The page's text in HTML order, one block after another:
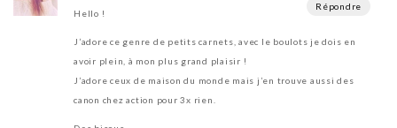
Répondre
Hello !
J’adore ce genre de petits carnets, avec le boulots je dois en
avoir plein, à mon plus grand plaisir !
J’adore ceux de maison du monde mais j’en trouve aussi des
canon chez action pour 3x rien.